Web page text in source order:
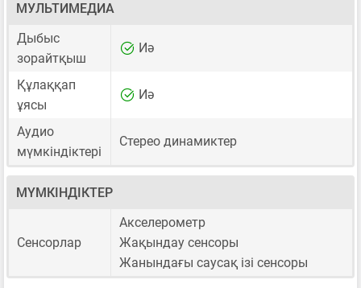
МУЛЬТИМЕДИА
Дыбыс
зорайтқыш
Иә
Құлаққап
ұясы
Иә
Аудио
мүмкіндіктері
Стерео динамиктер
МҮМКІНДІКТЕР
Сенсорлар
Акселерометр
Жақындау сенсоры
Жанындағы саусақ ізі сенсоры